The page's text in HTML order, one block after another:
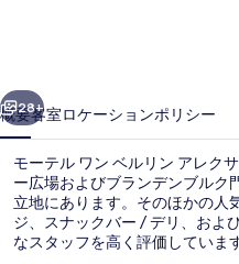
ル
リ
ン
ア
レ
次へ
28+
概要客室ロケーションポリシー
モーテル ワン ベルリン アレク
ー広場およびブランデンブルク
立地にあります。そのほかの人
ジ、スナックバー / デリ、およ
なスタッフを高く評価していま